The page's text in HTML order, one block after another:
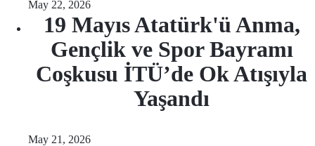
May 22, 2026
19 Mayıs Atatürk'ü Anma,
Gençlik ve Spor Bayramı
Coşkusu İTÜ’de Ok Atışıyla
Yaşandı
May 21, 2026